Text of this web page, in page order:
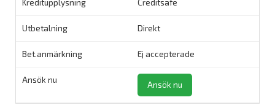
Creditsafe
Direkt
Ej accepterade
Ansök nu